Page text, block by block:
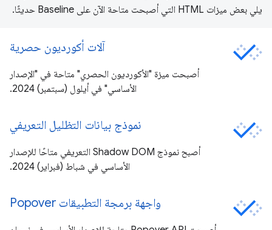
يلي بعض ميزات HTML التي أصبحت متاحة الآن على Baseline حديثًا.
آلات أكورديون حصرية
أصبحت ميزة "الأكورديون الحصري" متاحة في "الإصدار
الأساسي" في أيلول (سبتمبر) 2024.
نموذج بيانات التظليل التعريفي
أصبح نموذج Shadow DOM التعريفي متاحًا للإصدار
الأساسي في شباط (فبراير) 2024.
واجهة برمجة التطبيقات Popover